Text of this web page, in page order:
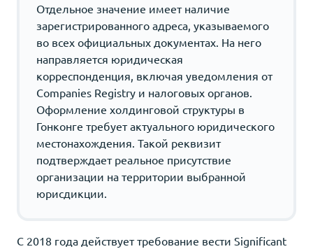
Отдельное значение имеет наличие
зарегистрированного адреса, указываемого
во всех официальных документах. На него
направляется юридическая
корреспонденция, включая уведомления от
Companies Registry и налоговых органов.
Оформление холдинговой структуры в
Гонконге требует актуального юридического
местонахождения. Такой реквизит
подтверждает реальное присутствие
организации на территории выбранной
юрисдикции.
С 2018 года действует требование вести Significant